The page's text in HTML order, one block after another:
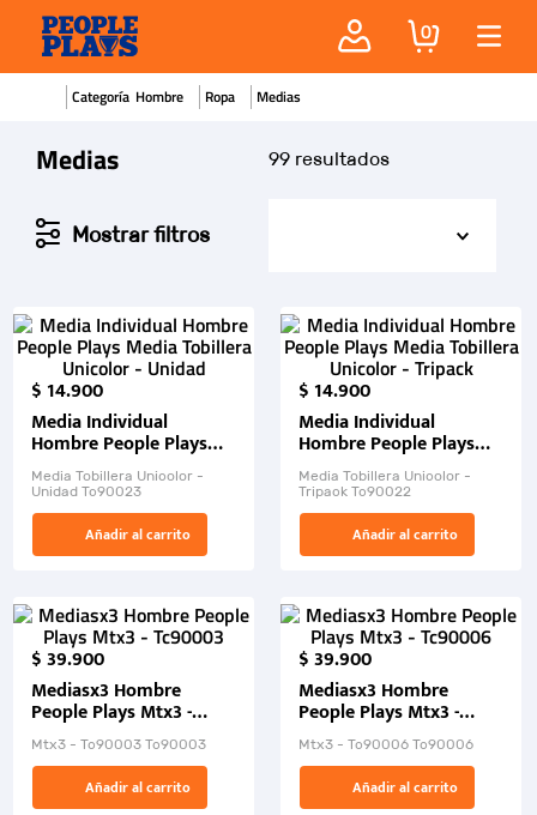
0
Hombre Ropa Medias
Medias 99
$14.900
Media Individual
Hombre People Plays
Media Tobillera Unicolor
- Unidad
Media Tobillera Unicolor -
Unidad Tc90023
Añadir al carrito
$14.900
Media Individual
Hombre People Plays
Media Tobillera Unicolor
- Tripack
Media Tobillera Unicolor -
Tripack Tc90022
Añadir al carrito
$39.900
Mediasx3 Hombre
People Plays Mtx3 -
Tc90003
Mtx3 - Tc90003 Tc90003
Añadir al carrito
$39.900
Mediasx3 Hombre
People Plays Mtx3 -
Tc90006
Mtx3 - Tc90006 Tc90006
Añadir al carrito